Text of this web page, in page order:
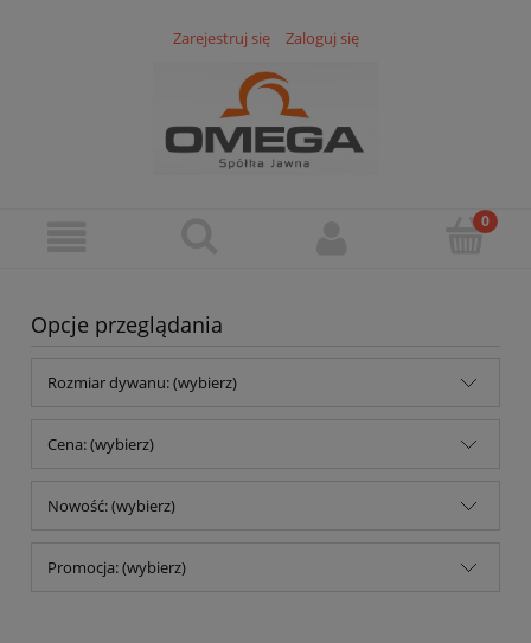
Zarejestruj się Zaloguj się
Opcje przeglądania
Rozmiar dywanu: (wybierz)
Cena: (wybierz)
Nowość: (wybierz)
Promocja: (wybierz)